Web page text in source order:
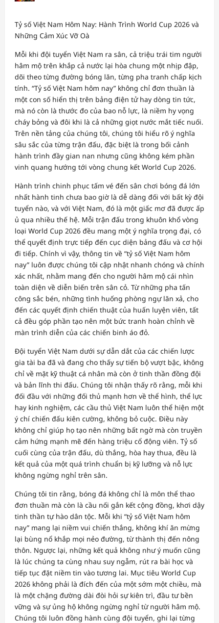
Tỷ số Việt Nam Hôm Nay: Hành Trình World Cup 2026 và
Những Cảm Xúc Vỡ Oà
Mỗi khi đội tuyển Việt Nam ra sân, cả triệu trái tim người
hâm mộ trên khắp cả nước lại hòa chung một nhịp đập,
dõi theo từng đường bóng lăn, từng pha tranh chấp kịch
tính. “Tỷ số Việt Nam hôm nay” không chỉ đơn thuần là
một con số hiển thị trên bảng điện tử hay dòng tin tức,
mà nó còn là thước đo của bao nỗ lực, là niềm hy vọng
cháy bỏng và đôi khi là cả những giọt nước mắt tiếc nuối.
Trên nền tảng của chúng tôi, chúng tôi hiểu rõ ý nghĩa
sâu sắc của từng trận đấu, đặc biệt là trong bối cảnh
hành trình đầy gian nan nhưng cũng không kém phần
vinh quang hướng tới vòng chung kết World Cup 2026.
Hành trình chinh phục tấm vé đến sân chơi bóng đá lớn
nhất hành tinh chưa bao giờ là dễ dàng đối với bất kỳ đội
tuyển nào, và với Việt Nam, đó là một giấc mơ đã được ấp
ủ qua nhiều thế hệ. Mỗi trận đấu trong khuôn khổ vòng
loại World Cup 2026 đều mang một ý nghĩa trọng đại, có
thể quyết định trực tiếp đến cục diện bảng đấu và cơ hội
đi tiếp. Chính vì vậy, thông tin về “tỷ số Việt Nam hôm
nay” luôn được chúng tôi cập nhật nhanh chóng và chính
xác nhất, nhằm mang đến cho người hâm mộ cái nhìn
toàn diện về diễn biến trên sân cỏ. Từ những pha tấn
công sắc bén, những tình huống phòng ngự lăn xả, cho
đến các quyết định chiến thuật của huấn luyện viên, tất
cả đều góp phần tạo nên một bức tranh hoàn chỉnh về
màn trình diễn của các chiến binh áo đỏ.
Đội tuyển Việt Nam dưới sự dẫn dắt của các chiến lược
gia tài ba đã và đang cho thấy sự tiến bộ vượt bậc, không
chỉ về mặt kỹ thuật cá nhân mà còn ở tinh thần đồng đội
và bản lĩnh thi đấu. Chúng tôi nhận thấy rõ rằng, mỗi khi
đối đầu với những đối thủ mạnh hơn về thể hình, thể lực
hay kinh nghiệm, các cầu thủ Việt Nam luôn thể hiện một
ý chí chiến đấu kiên cường, không bỏ cuộc. Điều này
không chỉ giúp họ tạo nên những bất ngờ mà còn truyền
cảm hứng mạnh mẽ đến hàng triệu cổ động viên. Tỷ số
cuối cùng của trận đấu, dù thắng, hòa hay thua, đều là
kết quả của một quá trình chuẩn bị kỹ lưỡng và nỗ lực
không ngừng nghỉ trên sân.
Chúng tôi tin rằng, bóng đá không chỉ là môn thể thao
đơn thuần mà còn là cầu nối gắn kết cộng đồng, khơi dậy
tinh thần tự hào dân tộc. Mỗi khi “tỷ số Việt Nam hôm
nay” mang lại niềm vui chiến thắng, không khí ăn mừng
lại bùng nổ khắp mọi nẻo đường, từ thành thị đến nông
thôn. Ngược lại, những kết quả không như ý muốn cũng
là lúc chúng ta cùng nhau suy ngẫm, rút ra bài học và
tiếp tục đặt niềm tin vào tương lai. Mục tiêu World Cup
2026 không phải là đích đến của một sớm một chiều, mà
là một chặng đường dài đòi hỏi sự kiên trì, đầu tư bền
vững và sự ủng hộ không ngừng nghỉ từ người hâm mộ.
Chúng tôi luôn đồng hành cùng đội tuyển, ghi lại từng